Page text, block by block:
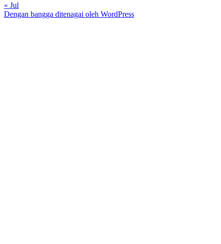
« Jul
Dengan bangga ditenagai oleh WordPress